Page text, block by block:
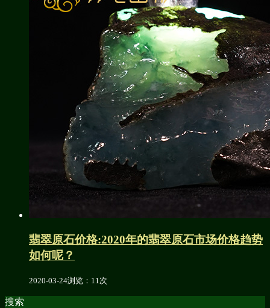
翡翠原石价格:2020年的翡翠原石市场价格趋势
如何呢？
2020-03-24浏览：11次
搜索